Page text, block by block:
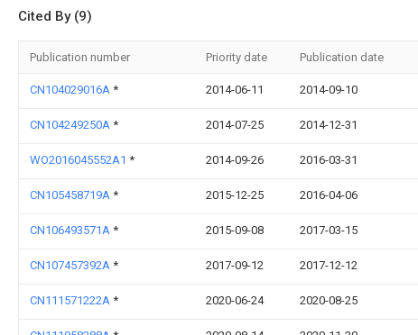
Cited By (9)
Publication number Priority date Publication date
CN104029016A * 2014-06-11 2014-09-10
CN104249250A * 2014-07-25 2014-12-31
WO2016045552A1 * 2014-09-26 2016-03-31
CN105458719A * 2015-12-25 2016-04-06
CN106493571A * 2015-09-08 2017-03-15
CN107457392A * 2017-09-12 2017-12-12
CN111571222A * 2020-06-24 2020-08-25